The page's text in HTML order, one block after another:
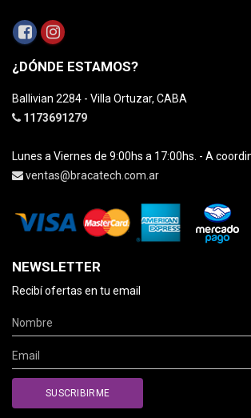
¿DÓNDE ESTAMOS?
Ballivian 2284 - Villa Ortuzar, CABA
1173691279
Lunes a Viernes de 9:00hs a 17:00hs. - A
ventas@bracatech.com.ar
NEWSLETTER
Recibí ofertas en tu email